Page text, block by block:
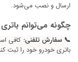
ارسال و نصب می‌شود.
چگونه می‌توانم
📞 سفارش تلفنی: کافی است
باتری خودرو خود را ثبت